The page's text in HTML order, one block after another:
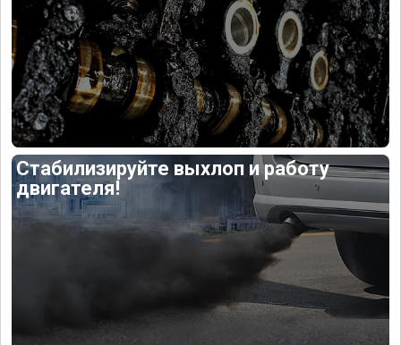
Стабилизируйте выхлоп и работу
двигателя!